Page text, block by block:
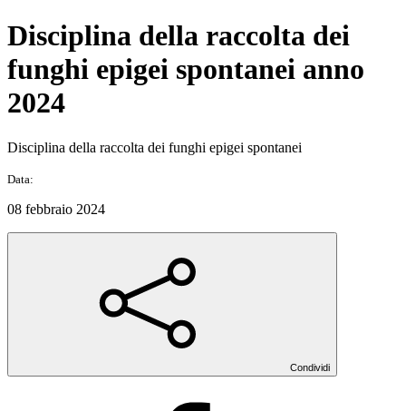
Disciplina della raccolta dei
funghi epigei spontanei anno
2024
Disciplina della raccolta dei funghi epigei spontanei
Data:
08 febbraio 2024
Condividi